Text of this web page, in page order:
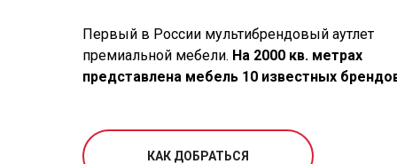
Первый в России мультибрендовый аутлет
премиальной мебели. На 2000 кв. метрах
представлена мебель 10 известных
КАК ДОБРАТЬСЯ